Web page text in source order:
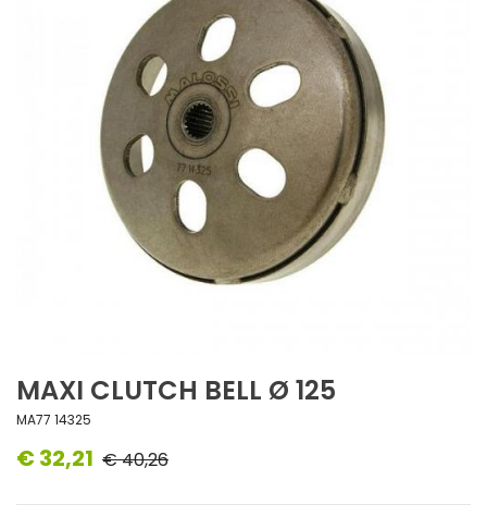
MAXI CLUTCH BELL Ø 125
MA77 14325
€ 32,21 € 40,26